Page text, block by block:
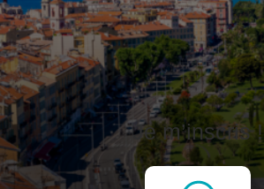
Je m’inscris !